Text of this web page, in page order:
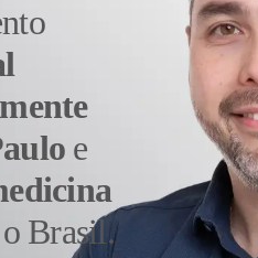
um termo reconhecido
, que se
e tecnologia de ponta,
Rua Borges Lagoa, um
e
Brasil.